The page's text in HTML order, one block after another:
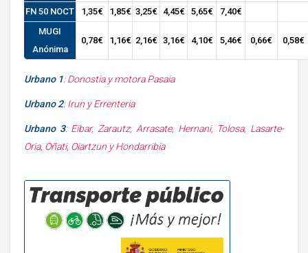
FN 50 NOCT
1,35€ 1,85€ 3,25€ 4,45€ 5,65€
7,40€
MUGI
Anónima
0,78€ 1,16€ 2,16€ 3,16€ 4,10€ 5,46€ 0,66€ 0,58€
Urbano 1: Donostia y motora Pasaia
Urbano 2: Irun y Errenteria
Urbano 3: Eibar, Zarautz, Arrasate, Hernani, Tolosa, Lasarte-
Oria, Oñati, Oiartzun y Hondarribia